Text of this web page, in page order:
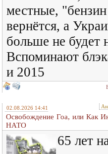
местные,
вернётся, а
больше не будет
Вспоминают
и 2015
02.08.2026 14:41
Освобождение Гоа, или Как
НАТО
65 лет